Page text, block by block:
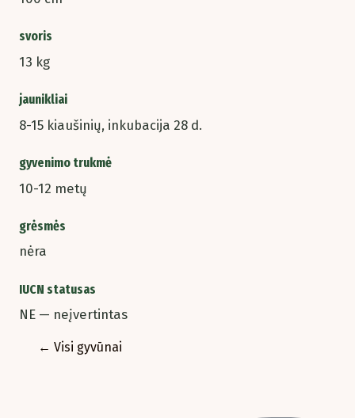
svoris
13 kg
jaunikliai
8-15 kiaušinių, inkubacija 28 d.
gyvenimo trukmė
10-12 metų
grėsmės
nėra
IUCN statusas
NE — neįvertintas
← Visi gyvūnai